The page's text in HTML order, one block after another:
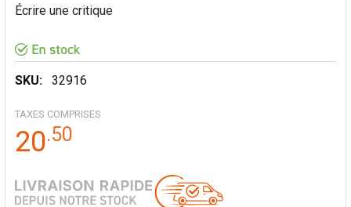
Écrire une critique
SKU: 32916
TAXES COMPRISES
20.50